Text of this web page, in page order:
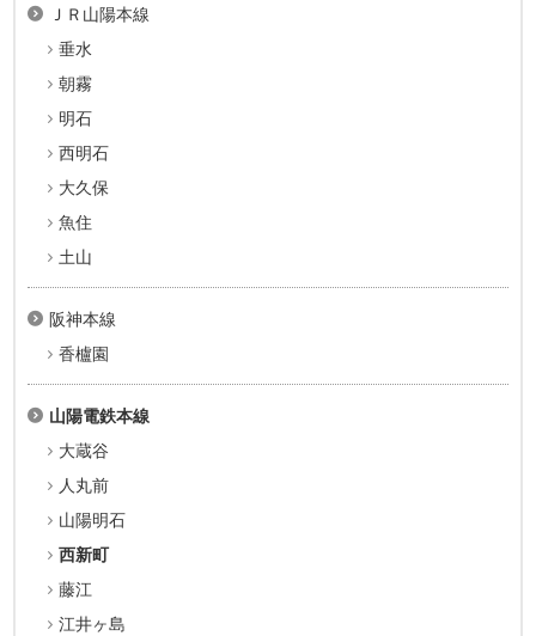
ＪＲ山陽本線
垂水
朝霧
明石
西明石
大久保
魚住
土山
阪神本線
香櫨園
山陽電鉄本線
大蔵谷
人丸前
山陽明石
西新町
藤江
江井ヶ島